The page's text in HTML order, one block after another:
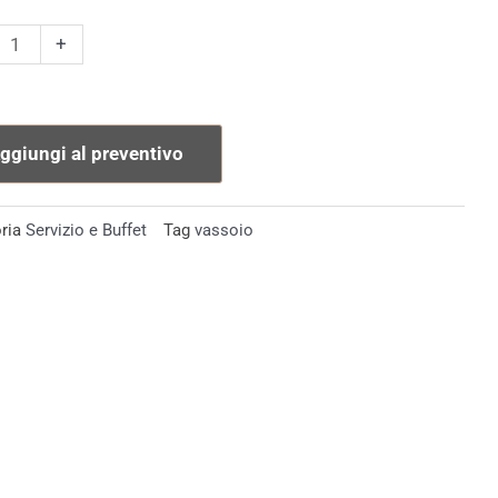
+
al preventivo
Servizio e Buffet Tag vassoio